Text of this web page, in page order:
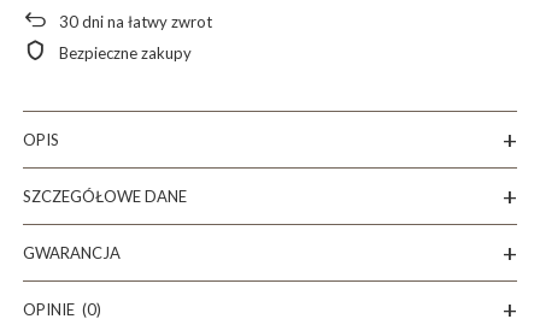
30dni na łatwy zwrot
Bezpieczne zakupy
OPIS
SZCZEGÓŁOWE DANE
GWARANCJA
OPINIE (0)